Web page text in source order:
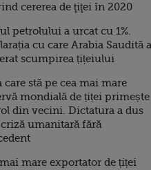
cererea de ţiţei în 2020
petrolului a urcat cu 1%.
cu care Arabia Saudită
scumpirea țițeiului
care stă pe cea mai mare
mondială de țiței primește
din vecini. Dictatura a dus
umanitară fără
mare exportator de țiței